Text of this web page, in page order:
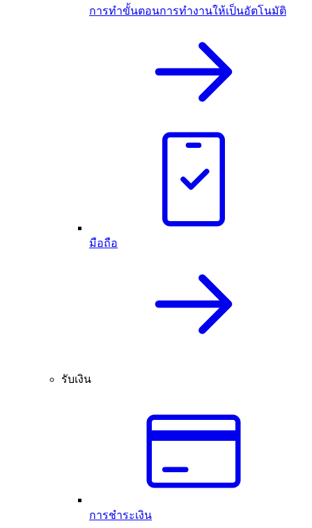
การทำขั้นตอนการทำงานให้เป็นอัตโนมัติ
มือถือ
รับเงิน
การชำระเงิน